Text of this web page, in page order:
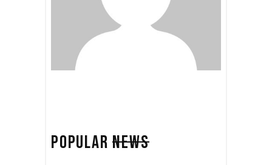
POPULARNEWS